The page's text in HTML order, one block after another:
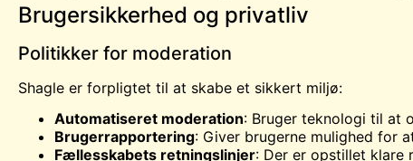
Brugersikkerhed og privatliv
Politikker for moderation
Shagle er forpligtet til at skabe et sikkert miljø:
Automatiseret moderation: Bruger teknologi til at
Brugerrapportering: Giver brugerne mulighed for
Fællesskabets retningslinjer: Der er opstillet klare